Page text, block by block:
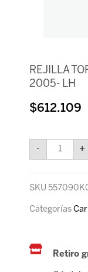
REJILLA
2005- LH
$612.109
-
HILUX
/
SW4
2005-
+
SKU
Categorías
Retiro